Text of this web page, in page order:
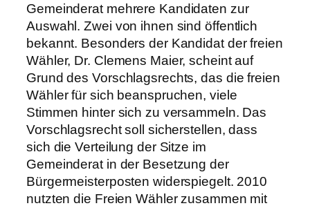
Gemeinderat mehrere Kandidaten zur
Auswahl. Zwei von ihnen sind öffentlich
bekannt. Besonders der Kandidat der freien
Wähler, Dr. Clemens Maier, scheint auf
Grund des Vorschlagsrechts, das die freien
Wähler für sich beanspruchen, viele
Stimmen hinter sich zu versammeln. Das
Vorschlagsrecht soll sicherstellen, dass
sich die Verteilung der Sitze im
Gemeinderat in der Besetzung der
Bürgermeisterposten widerspiegelt. 2010
nutzten die Freien Wähler zusammen mit